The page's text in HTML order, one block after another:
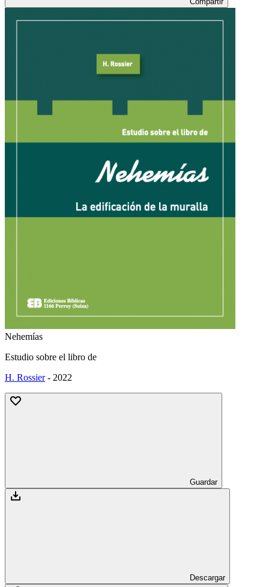
Nehemías
Estudio sobre el libro de
H. Rossier- 2022
Guardar
Descargar